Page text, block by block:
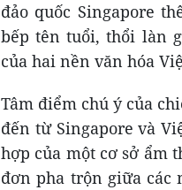
đảo quốc Singapore
bếp tên tuổi, thổi làn
của hai nền văn hóa
Tâm điểm chú ý của
đến từ Singapore và
hợp của một cơ sở ẩm
đơn pha trộn giữa các